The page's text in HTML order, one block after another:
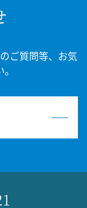
ご質問等、
お気